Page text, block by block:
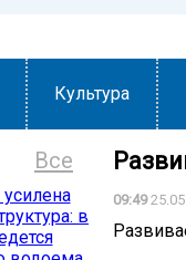
Культура
Все
09:49